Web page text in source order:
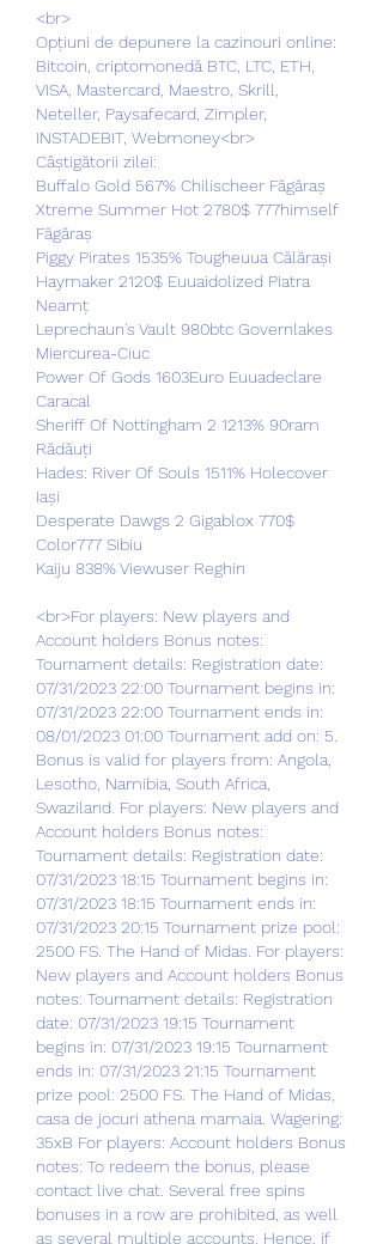
<br>
Opțiuni de depunere la cazinouri online:
Bitcoin, criptomonedă BTC, LTC, ETH,
VISA, Mastercard, Maestro, Skrill,
Neteller, Paysafecard, Zimpler,
INSTADEBIT, Webmoney<br>
Câștigătorii zilei:
Buffalo Gold 567% Chilischeer Făgăraș
Xtreme Summer Hot 2780$ 777himself
Făgăraș
Piggy Pirates 1535% Tougheuua Călărași
Haymaker 2120$ Euuaidolized Piatra
Neamț
Leprechaun's Vault 980btc Governlakes
Miercurea-Ciuc
Power Of Gods 1603Euro Euuadeclare
Caracal
Sheriff Of Nottingham 2 1213% 90ram
Rădăuți
Hades: River Of Souls 1511% Holecover
Iași
Desperate Dawgs 2 Gigablox 770$
Color777 Sibiu
Kaiju 838% Viewuser Reghin
<br>For players: New players and
Account holders Bonus notes:
Tournament details: Registration date:
07/31/2023 22:00 Tournament begins in:
07/31/2023 22:00 Tournament ends in:
08/01/2023 01:00 Tournament add on: 5.
Bonus is valid for players from: Angola,
Lesotho, Namibia, South Africa,
Swaziland. For players: New players and
Account holders Bonus notes:
Tournament details: Registration date:
07/31/2023 18:15 Tournament begins in:
07/31/2023 18:15 Tournament ends in:
07/31/2023 20:15 Tournament prize pool:
2500 FS. The Hand of Midas. For players:
New players and Account holders Bonus
notes: Tournament details: Registration
date: 07/31/2023 19:15 Tournament
begins in: 07/31/2023 19:15 Tournament
ends in: 07/31/2023 21:15 Tournament
prize pool: 2500 FS. The Hand of Midas,
casa de jocuri athena mamaia. Wagering:
35xB For players: Account holders Bonus
notes: To redeem the bonus, please
contact live chat. Several free spins
bonuses in a row are prohibited, as well
as several multiple accounts. Hence, if